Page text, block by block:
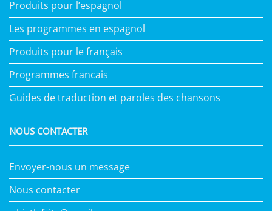
Produits pour l’espagnol
Les programmes en espagnol
Produits pour le français
Programmes francais
Guides de traduction et paroles des chansons
NOUS CONTACTER
Envoyer-nous un message
Nous contacter